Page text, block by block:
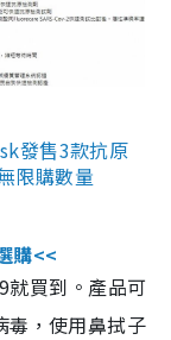
發售3款抗原
限購數量
購<<
就買到。產品可
，使用鼻拭子